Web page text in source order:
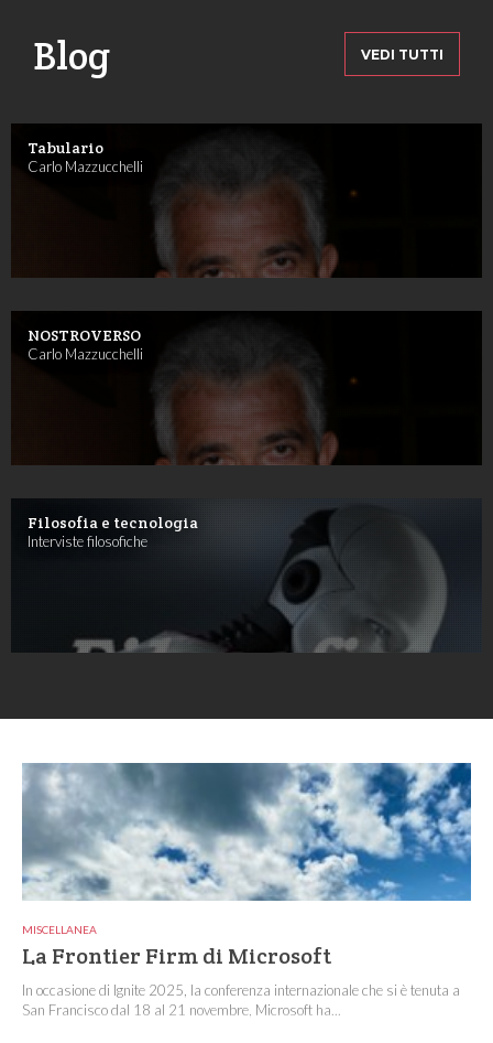
Blog VEDI TUTTI
Tabulario
Carlo Mazzucchelli
NOSTROVERSO
Carlo Mazzucchelli
Filosofia e tecnologia
Interviste filosofiche
MISCELLANEA
La Frontier Firm di Microsoft
In occasione di Ignite 2025, la conferenza internazionale che si è tenuta a
San Francisco dal 18 al 21 novembre, Microsoft ha...